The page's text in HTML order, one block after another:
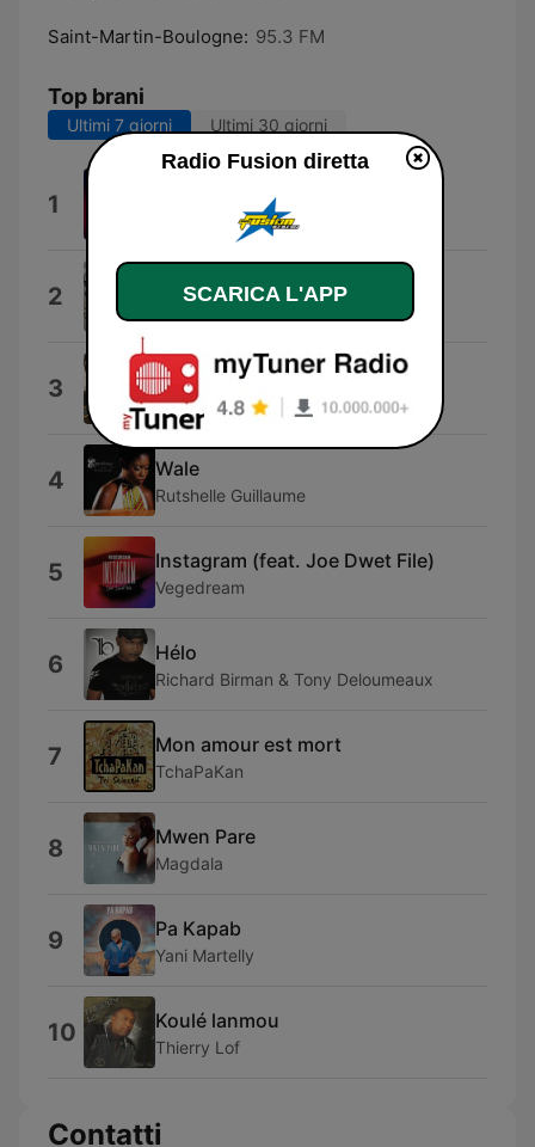
Saint-Martin-Boulogne: 95.3 FM
Top brani
Ultimi 7 giorni Ultimi 30 giorni
1 Systeme (feat. DJ tutuss)
Maurane Voyer
2 Premié fwa
3 Nana Chery
Fabrice Servier
4 Wale
Rutshelle Guillaume
5 Instagram (feat. Joe Dwet File)
Vegedream
6 Hélo
Richard Birman & Tony Deloumeaux
7 Mon amour est mort
TchaPaKan
8 Mwen Pare
Magdala
9 Pa Kapab
Yani Martelly
10 Koulé lanmou
Thierry Lof
Contatti
Radio Fusion diretta
SCARICA L'APP